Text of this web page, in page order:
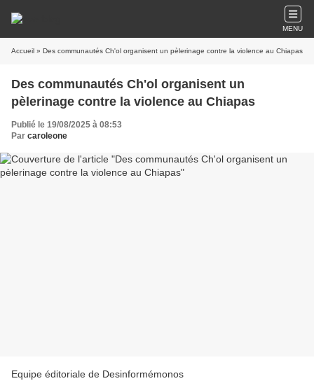
MENU
Accueil » Des communautés Ch'ol organisent un pèlerinage contre la violence au Chiapas
Des communautés Ch'ol organisent un
pèlerinage contre la violence au Chiapas
Publié le 19/08/2025 à 08:53
Par caroleone
Equipe éditoriale de Desinformémonos